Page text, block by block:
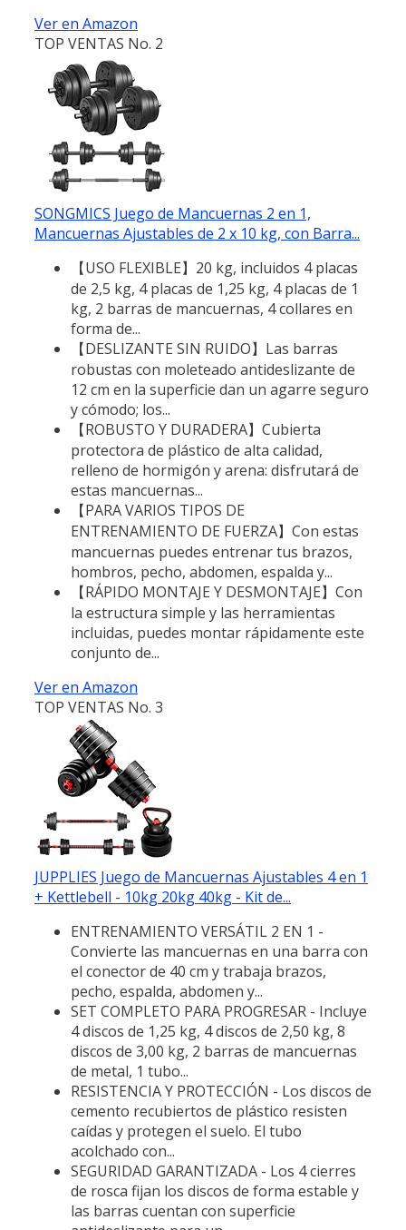
Ver en Amazon
TOP VENTAS No. 2
SONGMICS Juego de Mancuernas 2 en 1,
Mancuernas Ajustables de 2 x 10 kg, con Barra...
【USO FLEXIBLE】20 kg, incluidos 4 placas
de 2,5 kg, 4 placas de 1,25 kg, 4 placas de 1
kg, 2 barras de mancuernas, 4 collares en
forma de...
【DESLIZANTE SIN RUIDO】Las barras
robustas con moleteado antideslizante de
12 cm en la superficie dan un agarre seguro
y cómodo; los...
【ROBUSTO Y DURADERA】Cubierta
protectora de plástico de alta calidad,
relleno de hormigón y arena: disfrutará de
estas mancuernas...
【PARA VARIOS TIPOS DE
ENTRENAMIENTO DE FUERZA】Con estas
mancuernas puedes entrenar tus brazos,
hombros, pecho, abdomen, espalda y...
【RÁPIDO MONTAJE Y DESMONTAJE】Con
la estructura simple y las herramientas
incluidas, puedes montar rápidamente este
conjunto de...
Ver en Amazon
TOP VENTAS No. 3
JUPPLIES Juego de Mancuernas Ajustables 4 en 1
+ Kettlebell - 10kg 20kg 40kg - Kit de...
ENTRENAMIENTO VERSÁTIL 2 EN 1 -
Convierte las mancuernas en una barra con
el conector de 40 cm y trabaja brazos,
pecho, espalda, abdomen y...
SET COMPLETO PARA PROGRESAR - Incluye
4 discos de 1,25 kg, 4 discos de 2,50 kg, 8
discos de 3,00 kg, 2 barras de mancuernas
de metal, 1 tubo...
RESISTENCIA Y PROTECCIÓN - Los discos de
cemento recubiertos de plástico resisten
caídas y protegen el suelo. El tubo
acolchado con...
SEGURIDAD GARANTIZADA - Los 4 cierres
de rosca fijan los discos de forma estable y
las barras cuentan con superficie